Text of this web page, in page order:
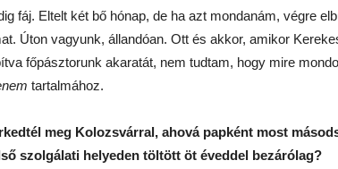
fáj. Eltelt két bő hónap, de ha azt mondanám, végre
Úton vagyunk, állandóan. Ott és akkor, amikor
főpásztorunk akaratát, nem tudtam, hogy mire
tartalmához.
meg Kolozsvárral, ahová papként most
szolgálati helyeden töltött öt éveddel bezárólag?